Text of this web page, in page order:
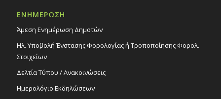
ΕΝΗΜΕΡΩΣΗ
Άμεση Ενημέρωση Δημοτών
Ηλ. Υποβολή Ένστασης Φορολογίας ή Τροποποίησης Φορολ.
Στοιχείων
Δελτία Τύπου / Ανακοινώσεις
Ημερολόγιο Εκδηλώσεων